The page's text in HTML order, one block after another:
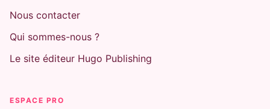
Nous contacter
Qui sommes-nous ?
Le site éditeur Hugo Publishing
ESPACE PRO